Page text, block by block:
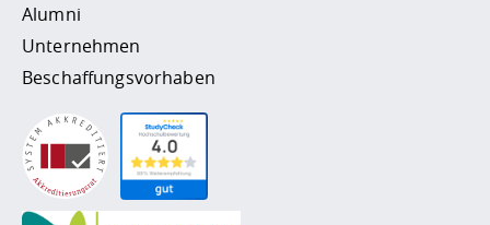
Alumni
Unternehmen
Beschaffungsvorhaben